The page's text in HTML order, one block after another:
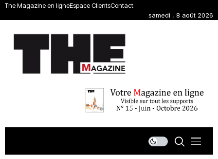
The Magazine en ligneEspace ClientsContact
samedi , 8 août 2026